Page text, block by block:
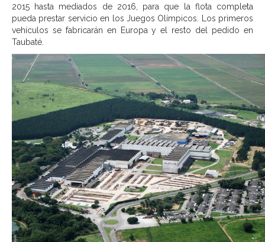
2015 hasta mediados de 2016, para que la flota completa
pueda prestar servicio en los Juegos Olímpicos. Los primeros
vehículos se fabricarán en Europa y el resto del pedido en
Taubaté.